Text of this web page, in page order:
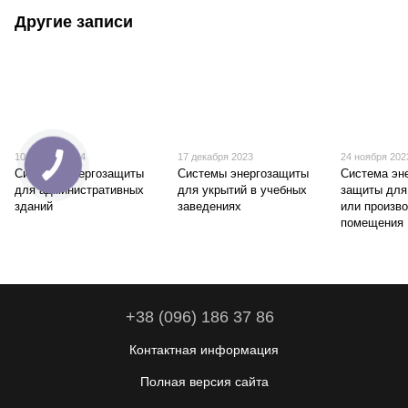
Другие записи
10 января 2024
Система энергозащиты
для административных
зданий
17 декабря 2023
Системы энергозащиты
для укрытий в учебных
заведениях
24 ноября
Система
защиты для
или
помещения
+38 (096) 186 37 86
Контактная информация
Полная версия сайта